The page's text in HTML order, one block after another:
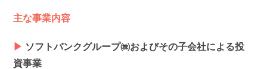
主な事業内容
▶ ソフトバンクグループ㈱およびその子会社による投
資事業